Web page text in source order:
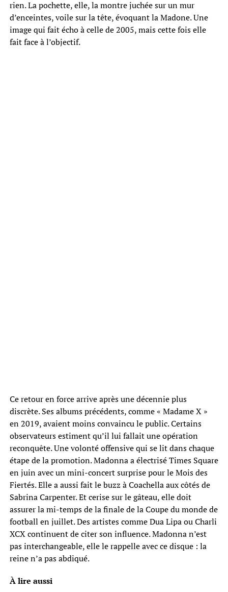
rien. La pochette, elle, la montre juchée sur un mur
d’enceintes, voile sur la tête, évoquant la Madone. Une
image qui fait écho à celle de 2005, mais cette fois elle
fait face à l’objectif.
Ce retour en force arrive après une décennie plus
discrète. Ses albums précédents, comme « Madame X »
en 2019, avaient moins convaincu le public. Certains
observateurs estiment qu’il lui fallait une opération
reconquête. Une volonté offensive qui se lit dans chaque
étape de la promotion. Madonna a électrisé Times Square
en juin avec un mini-concert surprise pour le Mois des
Fiertés. Elle a aussi fait le buzz à Coachella aux côtés de
Sabrina Carpenter. Et cerise sur le gâteau, elle doit
assurer la mi-temps de la finale de la Coupe du monde de
football en juillet. Des artistes comme Dua Lipa ou Charli
XCX continuent de citer son influence. Madonna n’est
pas interchangeable, elle le rappelle avec ce disque : la
reine n’a pas abdiqué.
À lire aussi